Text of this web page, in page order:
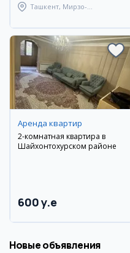
Ташкент, Мирзо-
Аренда квартир
2-комнатная квартира в
Шайхонтохурском районе
600 y.e
Новые объявления